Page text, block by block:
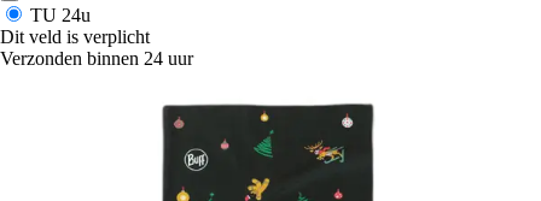
TU 24u
Dit veld is verplicht
Verzonden binnen 24 uur